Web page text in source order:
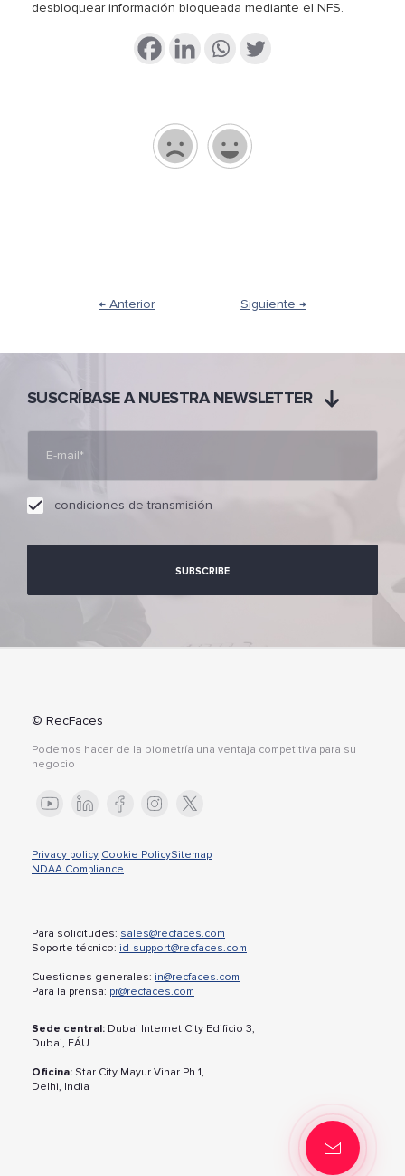
desbloquear información bloqueada mediante el NFS.
← Anterior Siguiente →
SUSCRÍBASE A NUESTRA NEWSLETTER
condiciones de transmisión
© RecFaces
Podemos hacer de la biometría una ventaja competitiva para su
negocio
Privacy policy Cookie PolicySitemap
NDAA Compliance
Para solicitudes: sales@recfaces.com
Soporte técnico: id-support@recfaces.com
Cuestiones generales: in@recfaces.com
Para la prensa: pr@recfaces.com
Sede central: Dubai Internet City Edificio 3,
Dubai, EÁU
Oficina: Star City Mayur Vihar Ph 1,
Delhi, India